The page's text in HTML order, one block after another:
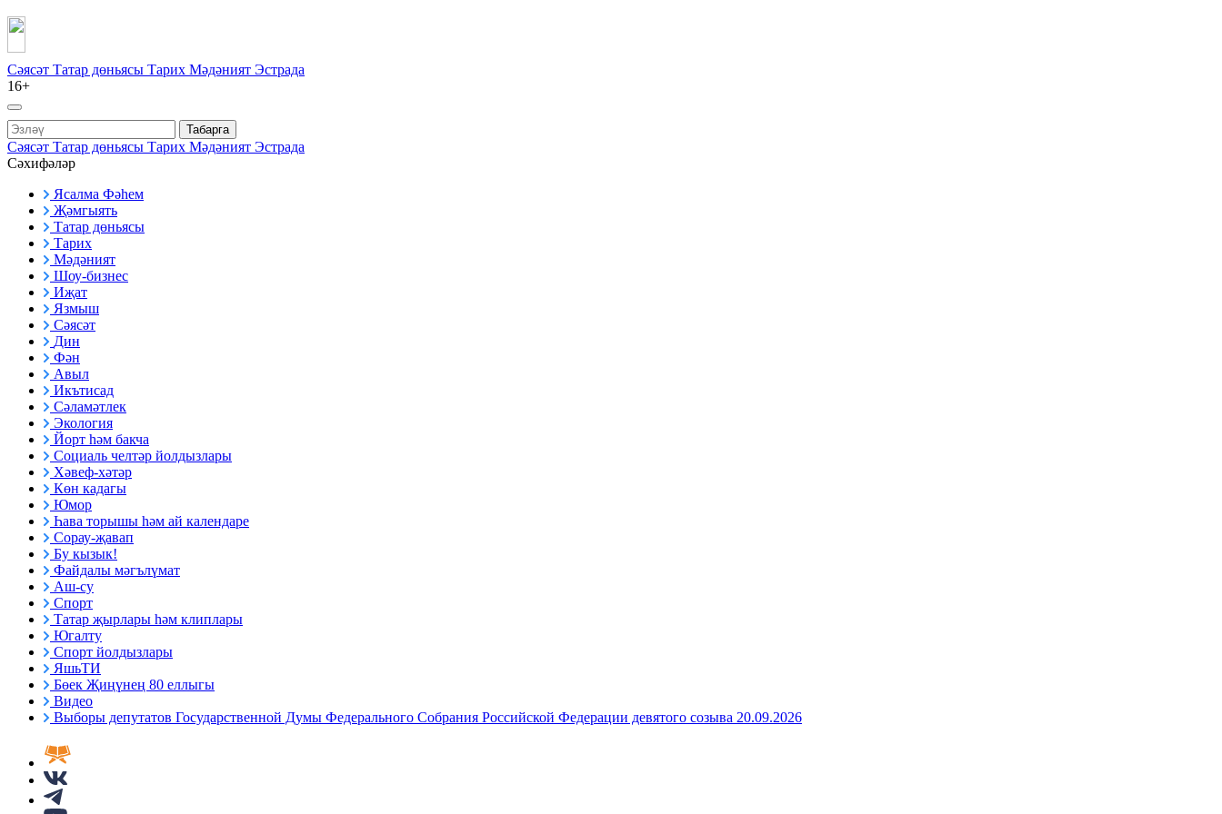
Сәясәт Татар дөньясы Тарих Мәдәният Эстрада
16+
Табарга
Сәясәт Татар дөньясы Тарих Мәдәният Эстрада
Сәхифәләр
Ясалма Фәһем
Җәмгыять
Татар дөньясы
Тарих
Мәдәният
Шоу-бизнес
Иҗат
Язмыш
Сәясәт
Дин
Фән
Авыл
Икътисад
Сәламәтлек
Экология
Йорт һәм бакча
Социаль челтәр йолдызлары
Хәвеф-хәтәр
Көн кадагы
Юмор
Һава торышы һәм ай календаре
Сорау-җавап
Бу кызык!
Файдалы мәгълүмат
Аш-су
Спорт
Татар җырлары һәм клиплары
Югалту
Спорт йолдызлары
ЯшьТИ
Бөек Җиңүнең 80 еллыгы
Видео
Выборы депутатов Государственной Думы Федерального Собрания Российской Федерации девятого созыва 20.09.2026